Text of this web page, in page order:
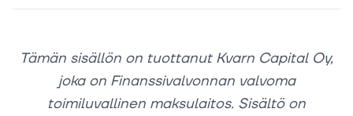
Tämän sisällön on tuottanut Kvarn Capital Oy,
joka on Finanssivalvonnan valvoma
toimiluvallinen maksulaitos. Sisältö on